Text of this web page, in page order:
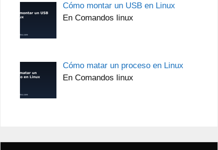
Cómo montar un USB en Linux
En Comandos linux
Cómo matar un proceso en Linux
En Comandos linux